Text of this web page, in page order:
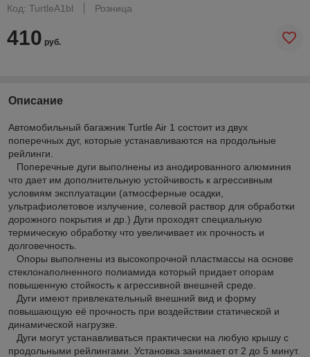
Код: TurtleA1bl
Розница
410 руб.
Описание
Автомобильный багажник Turtle Air 1 состоит из двух
поперечных дуг, которые устанавливаются на продольные
рейлинги.
Поперечные дуги выполнены из анодированного алюминия
что дает им дополнительную устойчивость к агрессивным
условиям эксплуатации (атмосферные осадки,
ультрафиолетовое излучение, солевой раствор для обработки
дорожного покрытия и др.) Дуги проходят специальную
термическую обработку что увеличивает их прочность и
долговечность.
Опоры выполнены из высокопрочной пластмассы на основе
стеклонаполненного полиамида который придает опорам
повышенную стойкость к агрессивной внешней среде.
Дуги имеют привлекательный внешний вид и форму
повышающую её прочность при воздействии статической и
динамической нагрузке.
Дуги могут устанавливаться практически на любую крышу с
продольными рейлингами. Установка занимает от 2 до 5 минут.